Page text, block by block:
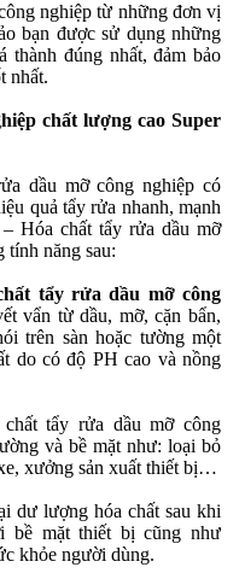
nghiệp từ những đơn vị
bạn được sử dụng những
thành đúng nhất, đảm bảo
nhất.
chất lượng cao Super
dầu mỡ công nghiệp có
quả tẩy rửa nhanh, mạnh
Hóa chất tẩy rửa dầu mỡ
tính năng sau:
tẩy rửa dầu mỡ công
vẩn từ dầu, mỡ, cặn bẩn,
trên sàn hoặc tường một
do có độ PH cao và nồng
tẩy rửa dầu mỡ công
và bề mặt như: loại bỏ
xưởng sản xuất thiết bị…
dư lượng hóa chất sau khi
bề mặt thiết bị cũng như
khỏe người dùng.